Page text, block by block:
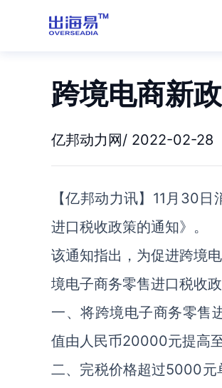
跨境电商新
亿邦动力网/ 2022-02-28
【亿邦动力讯】11月30
进口税收政策的通知》。
该通知指出，为促进跨境
境电子商务零售进口税收
一、将跨境电子商务零售
值由人民币20000元提高
二、完税价格超过5000元